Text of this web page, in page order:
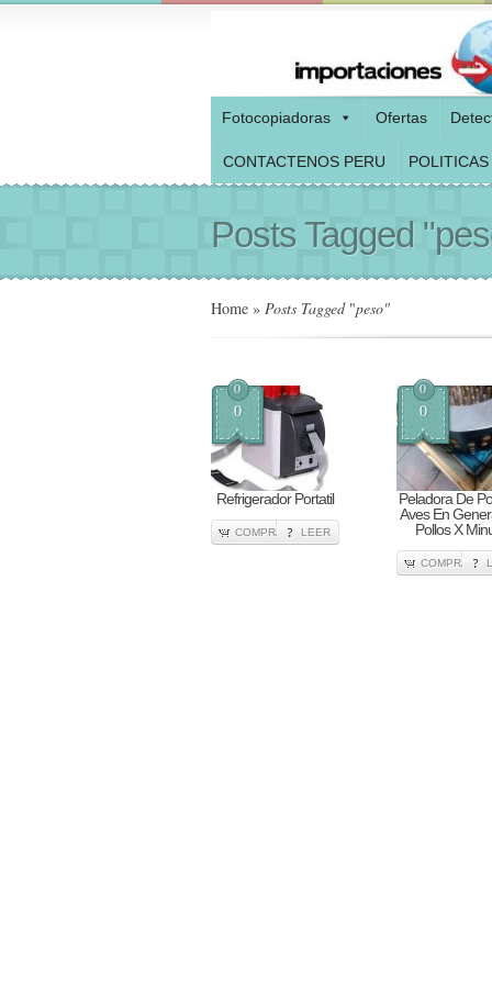
Fotocopiadoras Ofertas
CONTACTENOS PERU
Posts Tagged
Home » Posts Tagged "peso"
0
0
Refrigerador Portatil
COMPRA LEER
0
0
Peladora De
Aves En
Pollos X
COMPRA